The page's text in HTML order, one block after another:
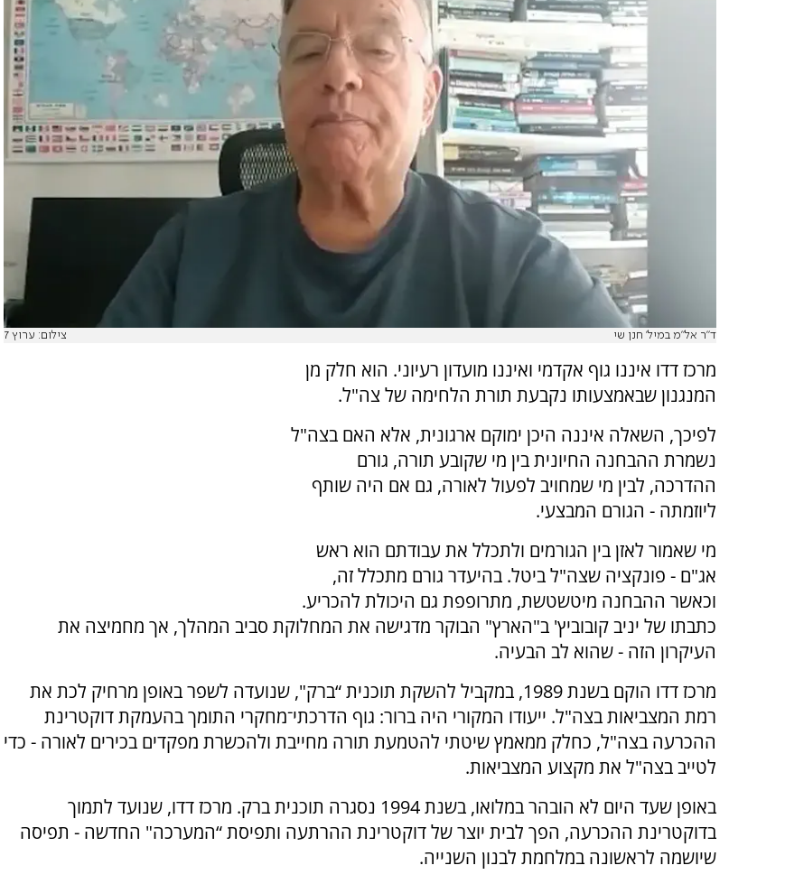
ד"ר אל"מ במיל' חנן שי צילום: ערוץ 7
מרכז דדו איננו גוף אקדמי ואיננו מועדון רעיוני. הוא חלק מן
המנגנון שבאמצעותו נקבעת תורת הלחימה של צה"ל.
לפיכך, השאלה איננה היכן ימוקם ארגונית, אלא האם בצה"ל
נשמרת ההבחנה החיונית בין מי שקובע תורה, גורם
ההדרכה, לבין מי שמחויב לפעול לאורה, גם אם היה שותף
ליוזמתה - הגורם המבצעי.
מי שאמור לאזן בין הגורמים ולתכלל את עבודתם הוא ראש
אג"ם - פונקציה שצה"ל ביטל. בהיעדר גורם מתכלל זה,
וכאשר ההבחנה מיטשטשת, מתרופפת גם היכולת להכריע.
כתבתו של יניב קובוביץ' ב"הארץ" הבוקר מדגישה את המחלוקת סביב המהלך, אך מחמיצה את
העיקרון הזה - שהוא לב הבעיה.
מרכז דדו הוקם בשנת 1989, במקביל להשקת תוכנית “ברק", שנועדה לשפר באופן מרחיק לכת את
רמת המצביאות בצה"ל. ייעודו המקורי היה ברור: גוף הדרכתי־מחקרי התומך בהעמקת דוקטרינת
ההכרעה בצה"ל, כחלק ממאמץ שיטתי להטמעת תורה מחייבת ולהכשרת מפקדים בכירים לאורה - כדי
לטייב בצה"ל את מקצוע המצביאות.
באופן שעד היום לא הובהר במלואו, בשנת 1994 נסגרה תוכנית ברק. מרכז דדו, שנועד לתמוך
בדוקטרינת ההכרעה, הפך לבית יוצר של דוקטרינת ההרתעה ותפיסת “המערכה" החדשה - תפיסה
שיושמה לראשונה במלחמת לבנון השנייה.